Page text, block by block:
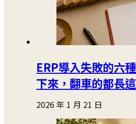
ERP導入失敗的六
下來，翻車的都長
2026 年 1 月 21 日